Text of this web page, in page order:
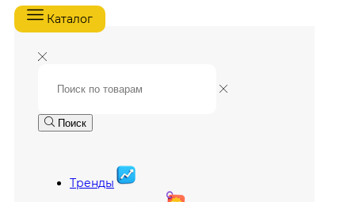
Каталог
Поиск
Тренды